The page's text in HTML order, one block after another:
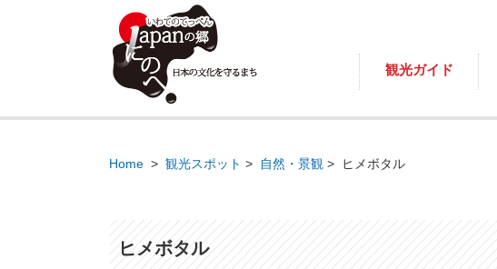
観光ガイド
Home > 観光スポット > 自然・景観 > ヒメボタル
ヒメボタル